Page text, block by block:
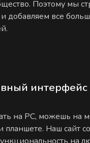
Поэтому мы
добавляем все
интерфейс
на PC, можешь на
планшете. Наш сайт